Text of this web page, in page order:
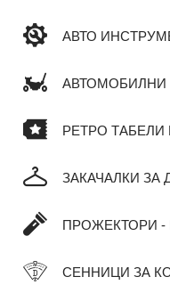
АВТО
АВТОМОБИЛНИ
РЕТРО ТАБЕЛИ
ЗАКАЧАЛКИ ЗА
ПРОЖЕКТОРИ -
СЕННИЦИ ЗА